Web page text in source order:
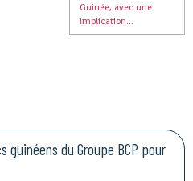
Guinée, avec une
implication...
guinéens du Groupe BCP pour